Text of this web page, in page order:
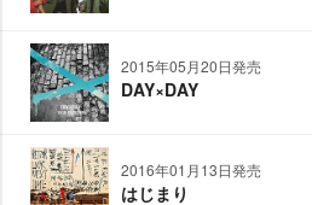
2015年05月20日発売
DAY×DAY
2016年01月13日発売
はじまり